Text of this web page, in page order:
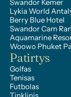
Swandor Kemer
Lykia World
Berry Blue Hotel
Swandor Cam
Aquamarine
Woowo Phuket
Patirtys
Golfas
Tenisas
Futbolas